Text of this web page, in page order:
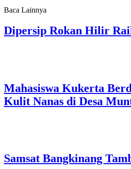
Baca Lainnya
Dipersip Rokan Hilir
Mahasiswa Kukerta
Kulit Nanas di Desa
Samsat Bangkinang